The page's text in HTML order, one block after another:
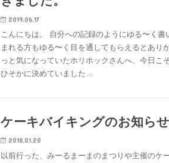
2019.06.17
こんにちは。 自分への記録のようにゆる〜く書
まれる方もゆる〜く目を通してもらえるとあ
っと気になっていたホリホックさんへ、今日こ
ひそかに決めていました…
ケーキバイキングのお知らせ
2018.01.20
以前行った、みーるまーまのまつりや主催のケ